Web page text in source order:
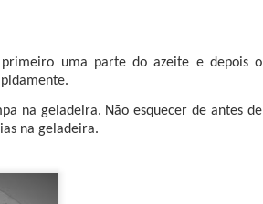
uma parte do azeite e depois o
na geladeira. Não esquecer de antes de
na geladeira.